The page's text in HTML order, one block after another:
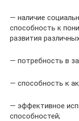
— наличие
способность к
развития
— потребность в
— способность к
— эффективное
способностей;